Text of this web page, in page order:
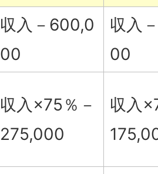
収入－600,0
00
収入
00
収入×75％－
275,000
収入